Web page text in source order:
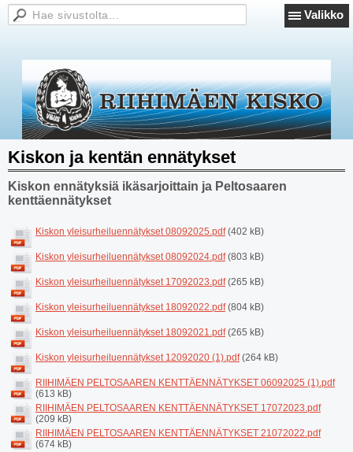
Valikko
Kiskon ja kentän ennätykset
Kiskon ennätyksiä ikäsarjoittain ja Peltosaaren
kenttäennätykset
Kiskon yleisurheiluennätykset 08092025.pdf (402 kB)
Kiskon yleisurheiluennätykset 08092024.pdf (803 kB)
Kiskon yleisurheiluennätykset 17092023.pdf (265 kB)
Kiskon yleisurheiluennätykset 18092022.pdf (804 kB)
Kiskon yleisurheiluennätykset 18092021.pdf (265 kB)
Kiskon yleisurheiluennätykset 12092020 (1).pdf (264 kB)
RIIHIMÄEN PELTOSAAREN KENTTÄENNÄTYKSET 06092025 (1).pdf
(613 kB)
RIIHIMÄEN PELTOSAAREN KENTTÄENNÄTYKSET 17072023.pdf
(209 kB)
RIIHIMÄEN PELTOSAAREN KENTTÄENNÄTYKSET 21072022.pdf
(674 kB)